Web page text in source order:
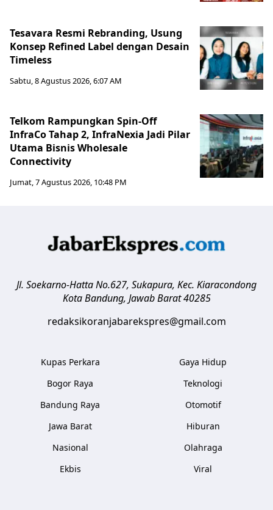
Tesavara Resmi Rebranding, Usung
Konsep Refined Label dengan Desain
Timeless
Sabtu, 8 Agustus 2026, 6:07 AM
Telkom Rampungkan Spin-Off
InfraCo Tahap 2, InfraNexia Jadi Pilar
Utama Bisnis Wholesale
Connectivity
Jumat, 7 Agustus 2026, 10:48 PM
Jl. Soekarno-Hatta No.627, Sukapura, Kec. Kiaracondong
Kota Bandung, Jawab Barat 40285
redaksikoranjabarekspres@gmail.com
Kupas Perkara
Bogor Raya
Bandung Raya
Jawa Barat
Nasional
Ekbis
Gaya Hidup
Teknologi
Otomotif
Hiburan
Olahraga
Viral